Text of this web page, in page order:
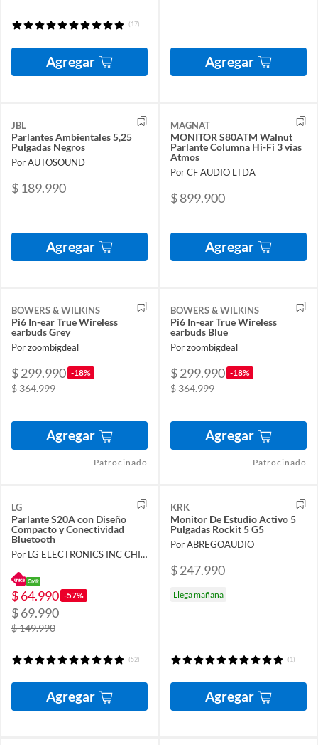
(17)
Agregar Agregar
JBL
Parlantes Ambientales 5,25
Pulgadas Negros
Por AUTOSOUND
$ 189.990
Agregar
MAGNAT
MONITOR S80ATM Walnut
Parlante Columna Hi-Fi 3 vías
Atmos
Por CF AUDIO LTDA
$ 899.900
Agregar
BOWERS & WILKINS
Pi6 In-ear True Wireless
earbuds Grey
Por zoombigdeal
$ 299.990 -18%
$ 364.999
Agregar
Patrocinado
BOWERS & WILKINS
Pi6 In-ear True Wireless
earbuds Blue
Por zoombigdeal
$ 299.990 -18%
$ 364.999
Agregar
Patrocinado
LG
Parlante S20A con Diseño
Compacto y Conectividad
Bluetooth
Por LG ELECTRONICS INC CHILE LIMITADA
$ 64.990 -57%
$ 69.990
$ 149.990
(52)
Agregar
KRK
Monitor De Estudio Activo 5
Pulgadas Rockit 5 G5
Por ABREGOAUDIO
$ 247.990
Llega mañana
(1)
Agregar